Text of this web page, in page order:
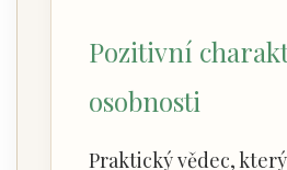
Pozitivní
osobnosti
Praktický vědec,